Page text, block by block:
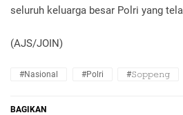
seluruh keluarga besar Polri yang
(AJS/JOIN)
#Nasional #Polri #𝚂𝚘𝚙𝚙𝚎𝚗𝚐
BAGIKAN